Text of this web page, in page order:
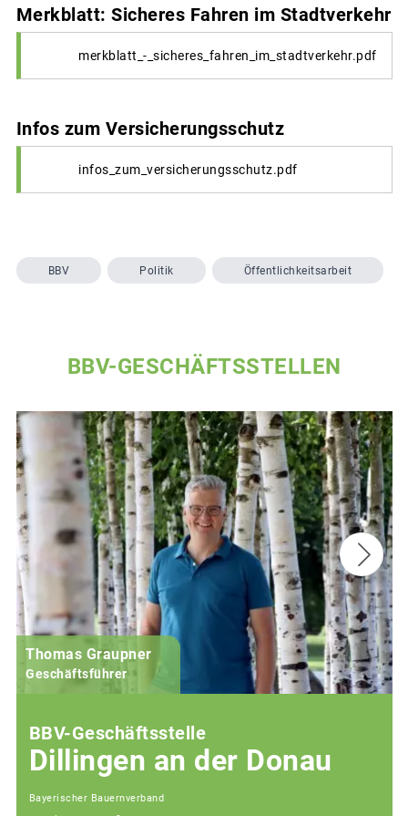
Merkblatt: Sicheres Fahren im Stadtverkehr
merkblatt_-_sicheres_fahren_im_stadtverkehr.pdf
Infos zum Versicherungsschutz
infos_zum_versicherungsschutz.pdf
BBV Politik Öffentlichkeitsarbeit
BBV-GESCHÄFTSSTELLEN
Thomas Graupner
Geschäftsführer
BBV-Geschäftsstelle
Dillingen an der Donau
Bayerischer Bauernverband